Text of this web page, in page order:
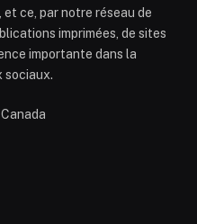
et ce, par notre réseau de
imprimées, de sites
importante dans la
sociaux.